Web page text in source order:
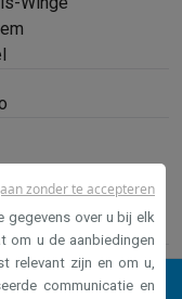
gegevens over u bij elk
om u de aanbiedingen
relevant zijn en om u,
communicatie en
zonder te accepteren